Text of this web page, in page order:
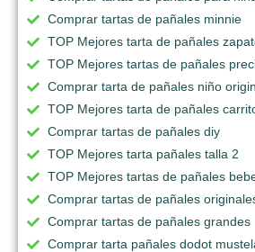
Comprar tartas de pañales minnie
TOP Mejores tarta de pañales
TOP Mejores tartas de pañales
Comprar tarta de pañales niño
TOP Mejores tarta de pañales
Comprar tartas de pañales diy
TOP Mejores tarta pañales talla 2
TOP Mejores tartas de pañales
Comprar tartas de pañales
Comprar tartas de pañales grandes
Comprar tarta pañales dodot